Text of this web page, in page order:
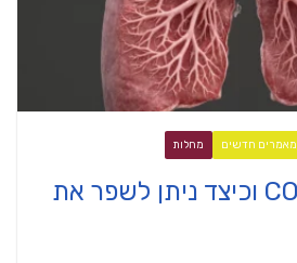
מאמרים חדשים מחלות
מהי מחלת COPD וכיצד ניתן לשפר את